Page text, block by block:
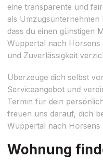
eine transparente und
als Umzugsunternehmen
dass du einen günstigen
Wuppertal nach
und Zuverlässigkeit
Überzeuge dich selbst
Serviceangebot und
Termin für dein
freuen uns darauf, dich
Wuppertal nach
Wohnung